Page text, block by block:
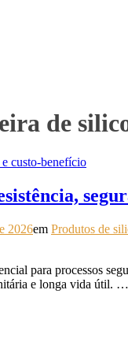
de
2026em Produtos de
para processos
e longa vida útil. …